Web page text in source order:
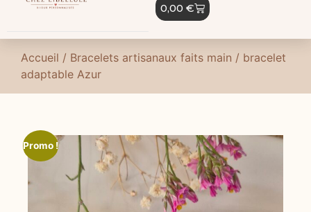
0,00 €
Accueil / Bracelets artisanaux faits main / bracelet
adaptable Azur
Promo !